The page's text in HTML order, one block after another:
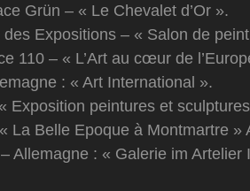
Grün – « Le Chevalet d’Or ».
Expositions – « Salon de
110 – « L’Art au cœur de
: « Art International ».
Exposition peintures et
La Belle Epoque à Montmartre »
Allemagne : « Galerie im Artelier